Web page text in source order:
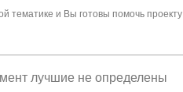
тематике и Вы готовы помочь проекту
лучшие не определены